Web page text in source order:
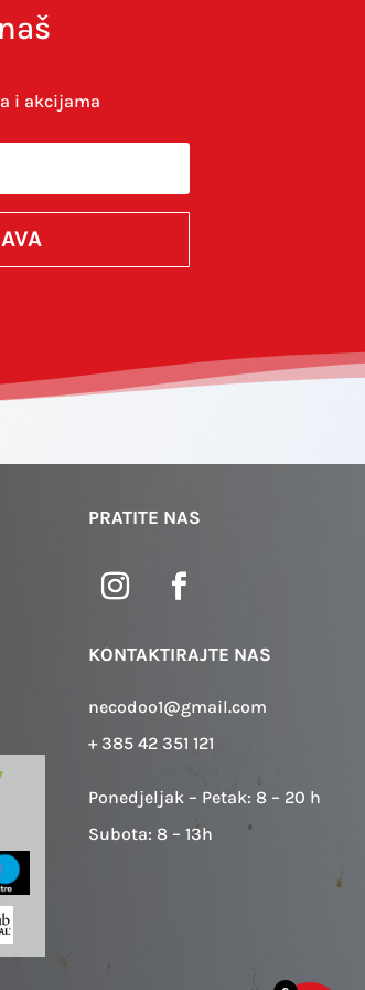
i akcijama
PRATITE NAS
KONTAKTIRAJTE NAS
necodoo1@gmail.com
+ 385 42 351 121
Ponedjeljak – Petak: 8 – 20 h
Subota: 8 – 13h